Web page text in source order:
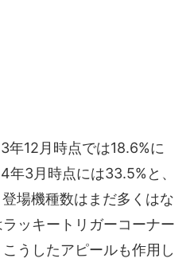
12月時点では18.6%に
年3月時点には33.5%と、
場機種数はまだ多くはな
ッキートリガーコーナー
うしたアピールも作用し